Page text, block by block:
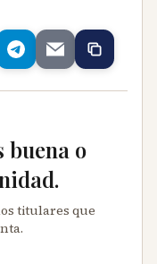
buena o
titulares que